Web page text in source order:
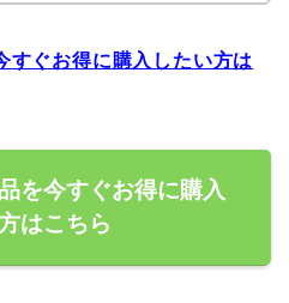
すぐお得に購入したい方は
を今すぐお得に購入
はこちら